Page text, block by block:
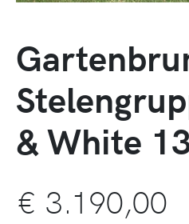
& White
€ 3.190,00